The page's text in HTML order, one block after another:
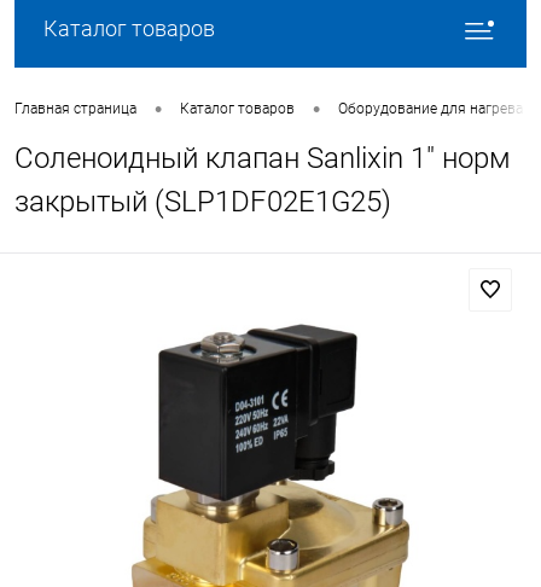
Каталог товаров
Главная страница • Каталог товаров • Оборудование для нагрева
Соленоидный клапан Sanlixin 1" норм
закрытый (SLP1DF02E1G25)